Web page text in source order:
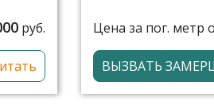
руб. Цена за пог. метр
ВЫЗВАТЬ